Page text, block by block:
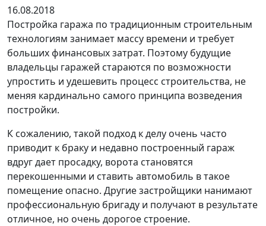
16.08.2018
Постройка гаража по традиционным строительным
технологиям занимает массу времени и требует
больших финансовых затрат. Поэтому будущие
владельцы гаражей стараются по возможности
упростить и удешевить процесс строительства, не
меняя кардинально самого принципа возведения
постройки.
К сожалению, такой подход к делу очень часто
приводит к браку и недавно построенный гараж
вдруг дает просадку, ворота становятся
перекошенными и ставить автомобиль в такое
помещение опасно. Другие застройщики нанимают
профессиональную бригаду и получают в результате
отличное, но очень дорогое строение.